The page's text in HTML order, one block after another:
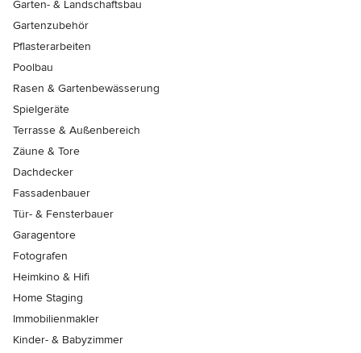
Garten- & Landschaftsbau
Gartenzubehör
Pflasterarbeiten
Poolbau
Rasen & Gartenbewässerung
Spielgeräte
Terrasse & Außenbereich
Zäune & Tore
Dachdecker
Fassadenbauer
Tür- & Fensterbauer
Garagentore
Fotografen
Heimkino & Hifi
Home Staging
Immobilienmakler
Kinder- & Babyzimmer